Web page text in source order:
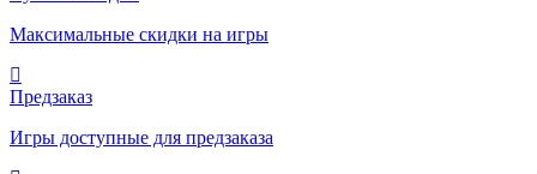
Максимальные скидки на игры
Предзаказ
Игры доступные для предзаказа